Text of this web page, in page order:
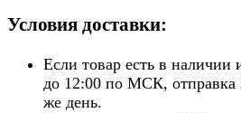
Условия доставки:
Если товар есть в наличии
до 12:00 по МСК, отправка
же день.